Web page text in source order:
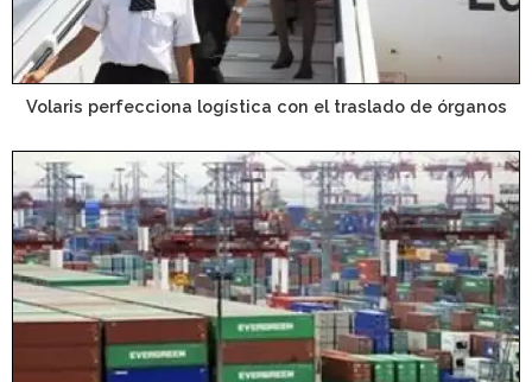
Volaris perfecciona logística con el traslado de órganos